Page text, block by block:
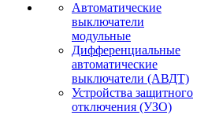
Автоматические
выключатели
модульные
Дифференциальные
автоматические
выключатели (АВДТ)
Устройства защитного
отключения (УЗО)